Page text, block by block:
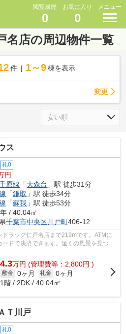
閲覧履歴
0
お気に入り
0
メニュー
名店の周辺物件一覧
件 1～9 棟を表示
変更
ス
礼0
円
原線 「大森台 」駅 徒歩31分
「鎌取 」駅 徒歩34分
「蘇我 」駅 徒歩53分
/ 40.04㎡
千葉市中央区川戸町406-12
ラッグ仁戸名店まで219mです。ATMに
ドで決済できます。遠くの風景を見つめ
4.3万円 (管理費等：2,800円 )
敷金 0ヶ月 礼金 0ヶ月
1階 / 2DK / 40.04㎡
Ｔ川戸
礼0